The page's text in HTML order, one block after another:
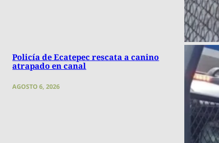
Policía de Ecatepec rescata a canino
atrapado en canal
AGOSTO 6, 2026